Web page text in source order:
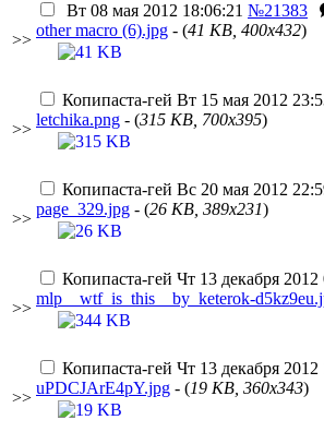
>>
Вт 08 мая 2012 18:06:21 №21383
other macro (6).jpg - (41 KB, 400x432)
>>
Копипаста-гей Вт 15 мая 2012
letchika.png - (315 KB, 700x395)
>>
Копипаста-гей Вс 20 мая 2012
page_329.jpg - (26 KB, 389x231)
>>
Копипаста-гей Чт 13 декабря 2012
mlp__wtf_is_this__by_keterok-
>>
Копипаста-гей Чт 13 декабря 2012
uPDCJArE4pY.jpg - (19 KB, 360x343)